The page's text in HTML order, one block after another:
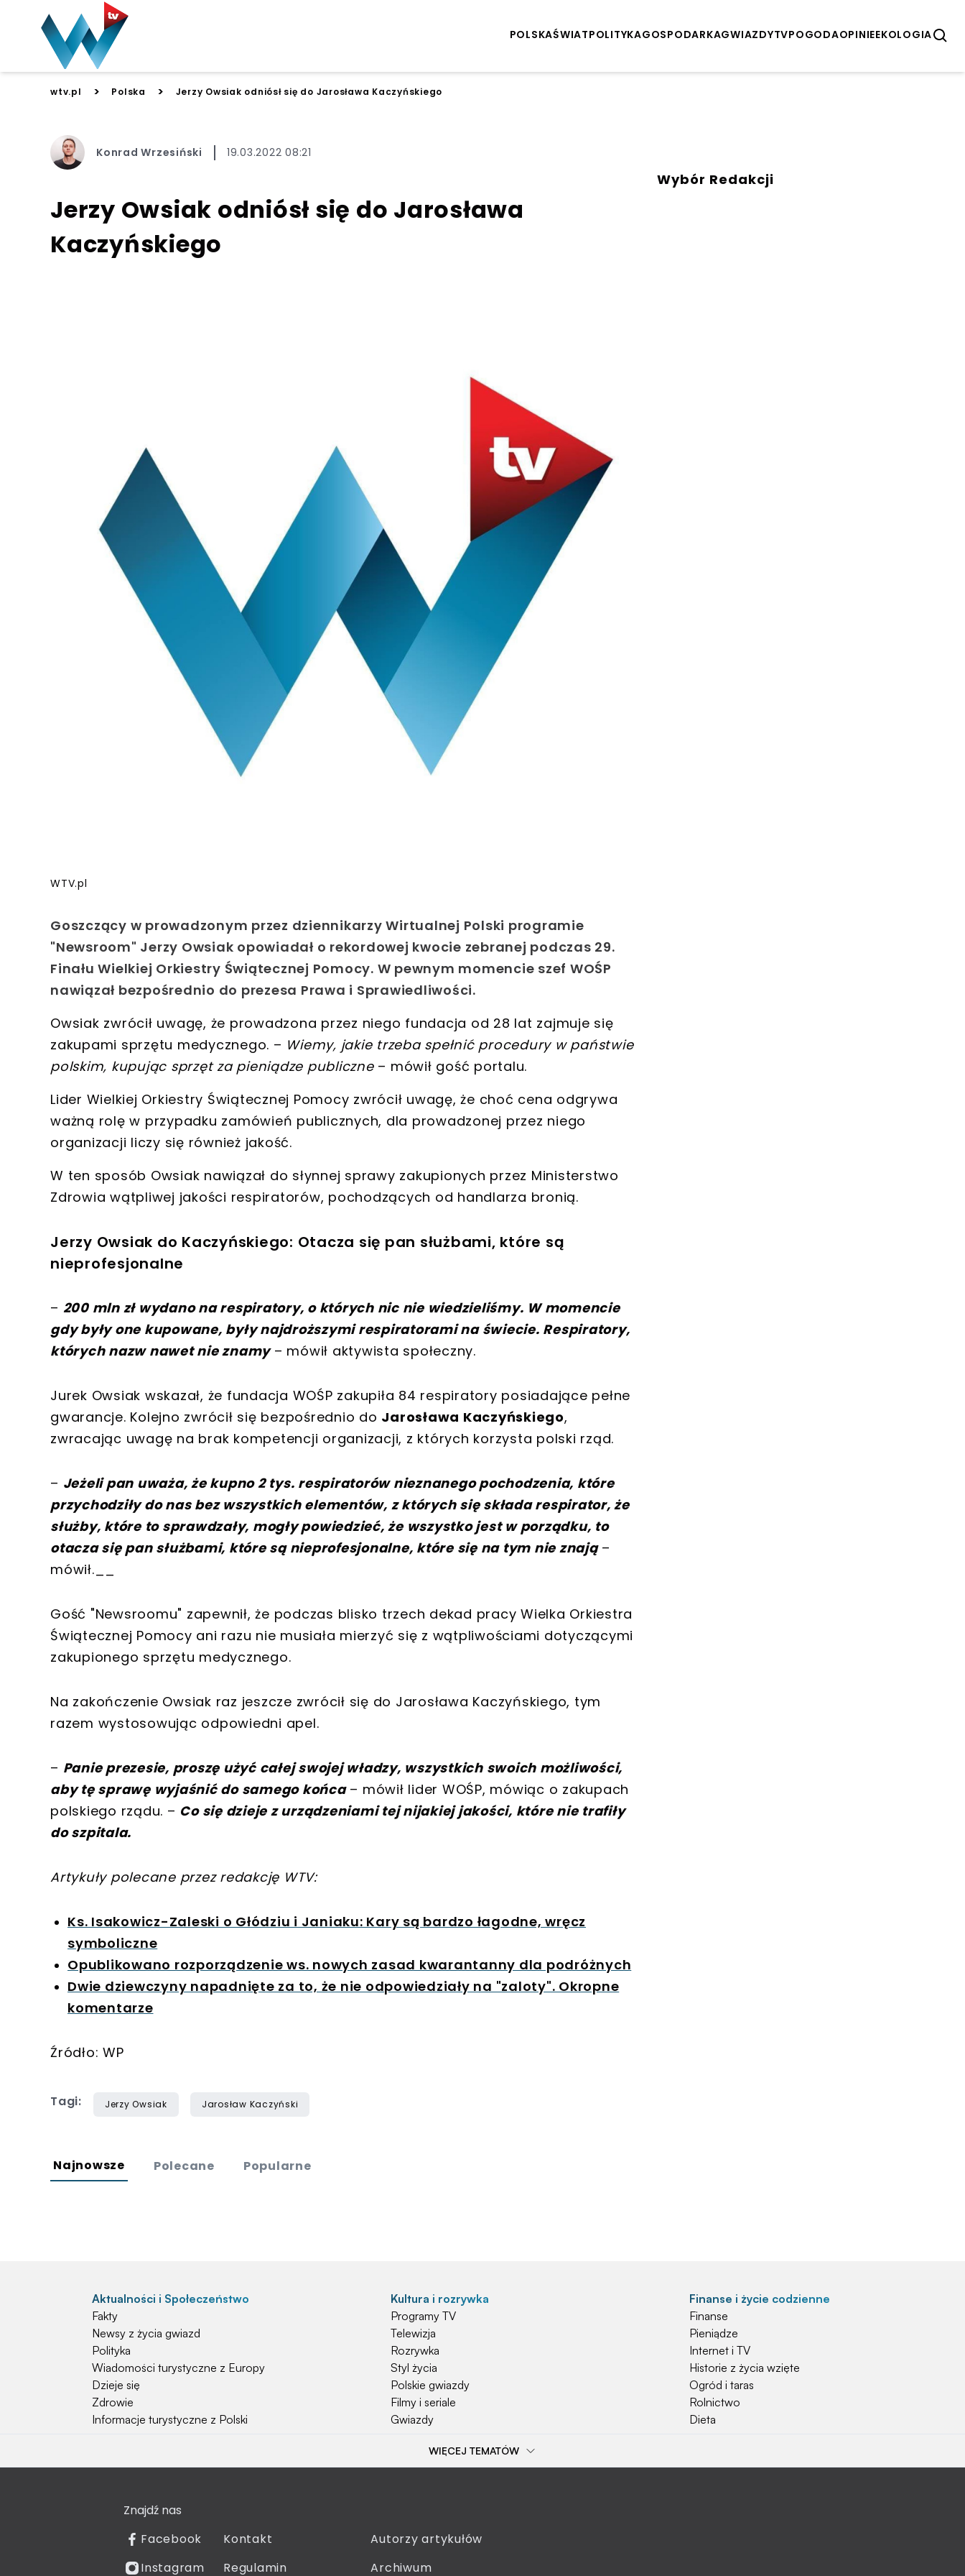
POLSKAŚWIATPOLITYKAGOSPODARKAGWIAZDYTVPOGODAOPINIEEKOLOGIA
wtv.pl > Polska > Jerzy Owsiak odniósł się do Jarosława Kaczyńskiego
Konrad Wrzesiński 19.03.2022 08:21
Jerzy Owsiak odniósł się do Jarosława
Kaczyńskiego
WTV.pl
Goszczący w prowadzonym przez dziennikarzy Wirtualnej Polski programie
"Newsroom" Jerzy Owsiak opowiadał o rekordowej kwocie zebranej podczas 29.
Finału Wielkiej Orkiestry Świątecznej Pomocy. W pewnym momencie szef WOŚP
nawiązał bezpośrednio do prezesa Prawa i Sprawiedliwości.
Owsiak zwrócił uwagę, że prowadzona przez niego fundacja od 28 lat zajmuje się
zakupami sprzętu medycznego. – Wiemy, jakie trzeba spełnić procedury w państwie
polskim, kupując sprzęt za pieniądze publiczne– mówił gość portalu.
Lider Wielkiej Orkiestry Świątecznej Pomocy zwrócił uwagę, że choć cena odgrywa
ważną rolę w przypadku zamówień publicznych, dla prowadzonej przez niego
organizacji liczy się również jakość.
W ten sposób Owsiak nawiązał do słynnej sprawy zakupionych przez Ministerstwo
Zdrowia wątpliwej jakości respiratorów, pochodzących od handlarza bronią.
Jerzy Owsiak do Kaczyńskiego: Otacza się pan służbami, które są
nieprofesjonalne
– 200 mln zł wydano na respiratory, o których nic nie wiedzieliśmy. W momencie
gdy były one kupowane, były najdroższymi respiratorami na świecie. Respiratory,
których nazw nawet nie znamy– mówił aktywista społeczny.
Jurek Owsiak wskazał, że fundacja WOŚP zakupiła 84 respiratory posiadające pełne
gwarancje. Kolejno zwrócił się bezpośrednio do Jarosława Kaczyńskiego,
zwracając uwagę na brak kompetencji organizacji, z których korzysta polski rząd.
– Jeżeli pan uważa, że kupno 2 tys. respiratorów nieznanego pochodzenia, które
przychodziły do nas bez wszystkich elementów, z których się składa respirator, że
służby, które to sprawdzały, mogły powiedzieć, że wszystko jest w porządku, to
otacza się pan służbami, które są nieprofesjonalne, które się na tym nie znają –
mówił.__
Gość "Newsroomu" zapewnił, że podczas blisko trzech dekad pracy Wielka Orkiestra
Świątecznej Pomocy ani razu nie musiała mierzyć się z wątpliwościami dotyczącymi
zakupionego sprzętu medycznego.
Na zakończenie Owsiak raz jeszcze zwrócił się do Jarosława Kaczyńskiego, tym
razem wystosowując odpowiedni apel.
– Panie prezesie, proszę użyć całej swojej władzy, wszystkich swoich możliwości,
aby tę sprawę wyjaśnić do samego końca– mówił lider WOŚP, mówiąc o zakupach
polskiego rządu. – Co się dzieje z urządzeniami tej nijakiej jakości, które nie trafiły
do szpitala.
Artykuły polecane przez redakcję WTV:
Ks. Isakowicz-Zaleski o Głódziu i Janiaku: Kary są bardzo łagodne, wręcz
symboliczne
Opublikowano rozporządzenie ws. nowych zasad kwarantanny dla podróżnych
Dwie dziewczyny napadnięte za to, że nie odpowiedziały na "zaloty". Okropne
komentarze
Źródło: WP
Tagi: Jerzy Owsiak Jarosław Kaczyński
Wybór Redakcji
Najnowsze Polecane Popularne
Aktualności i Społeczeństwo
Fakty
Newsy z życia gwiazd
Polityka
Wiadomości turystyczne z Europy
Dzieje się
Zdrowie
Informacje turystyczne z Polski
Kultura i rozrywka
Programy TV
Telewizja
Rozrywka
Styl życia
Polskie gwiazdy
Filmy i seriale
Gwiazdy
Finanse i życie codzienne
Finanse
Pieniądze
Internet i TV
Historie z życia wzięte
Ogród i taras
Rolnictwo
Dieta
Natura i Hobby
Rośliny
Technologia
Piłka nożna
Popularne tematy
Emerytura
Dziecko
Najchętniej czytane
WIĘCEJ TEMATÓW
Znajdź nas
Facebook
Instagram
Kontakt
Regulamin
Autorzy artykułów
Archiwum